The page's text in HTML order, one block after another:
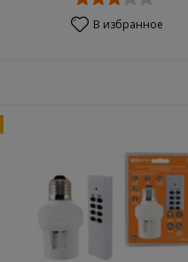
В избранное